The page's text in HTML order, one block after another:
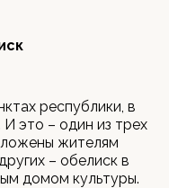
республики, в
это – один из трех
жителям
– обелиск в
домом культуры.